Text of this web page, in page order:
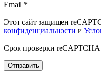
Email *
Этот сайт защищен
конфиденциальности и
Срок проверки reCAPTCHA